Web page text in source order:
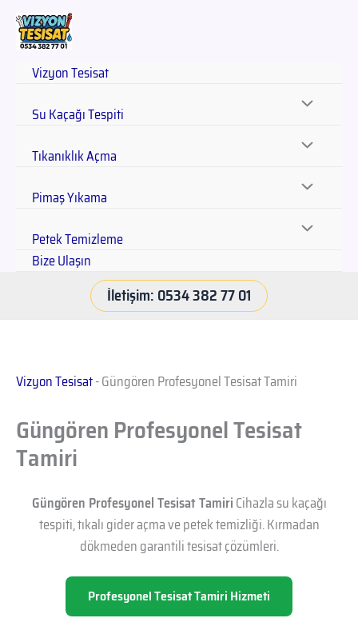
Vizyon Tesisat
Su Kaçağı Tespiti
Tıkanıklık Açma
Pimaş Yıkama
Petek Temizleme
Bize Ulaşın
İletişim: 0534 382 77 01
Vizyon Tesisat-Güngören Profesyonel Tesisat Tamiri
Güngören Profesyonel Tesisat
Tamiri
Güngören Profesyonel Tesisat TamiriCihazla su kaçağı
tespiti, tıkalı gider açma ve petek temizliği. Kırmadan
dökmeden garantili tesisat çözümleri.
Profesyonel Tesisat Tamiri Hizmeti